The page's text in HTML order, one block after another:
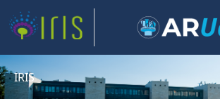
IRIS